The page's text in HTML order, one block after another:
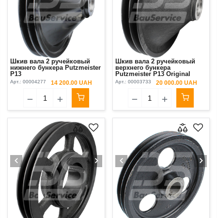
Шкив вала 2 ручейковый
нижнего бункера Putzmeister
P13
Арт.: 00004277 14 200.00 UAH
Шкив вала 2 ручейковый
верхнего бункера
Putzmeister P13 Original
Арт.: 00003733 20 000.00 UAH